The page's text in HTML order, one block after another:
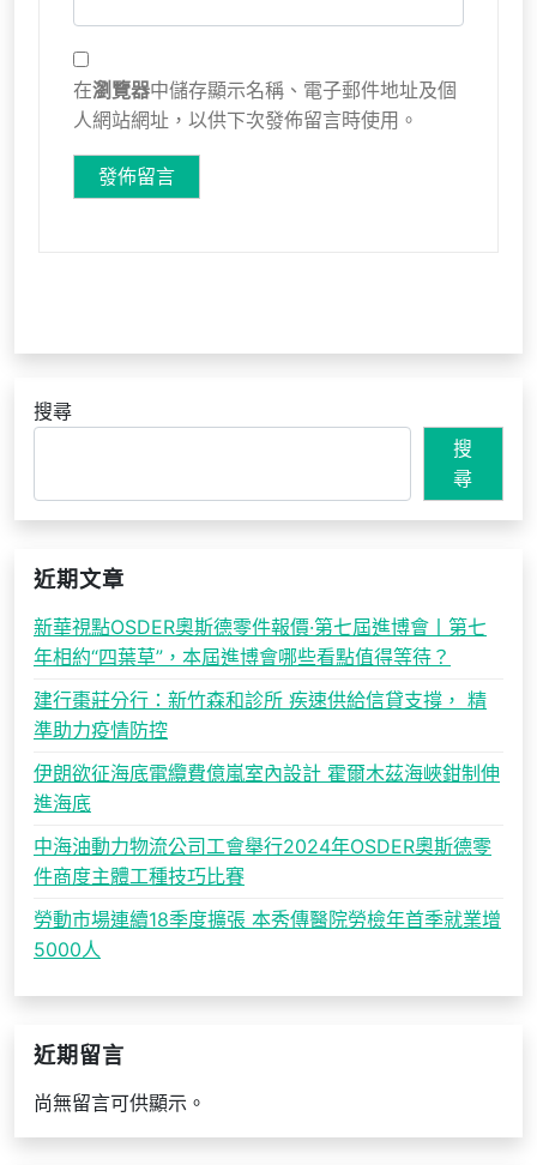
在瀏覽器中儲存顯示名稱、電子郵件地址及個
人網站網址，以供下次發佈留言時使用。
搜尋
搜
尋
近期文章
新華視點OSDER奧斯德零件報價·第七屆進博會丨第七
年相約“四葉草”，本屆進博會哪些看點值得等待？
建行棗莊分行：新竹森和診所 疾速供給信貸支撐， 精
準助力疫情防控
伊朗欲征海底電纜費億嵐室內設計 霍爾木茲海峽鉗制伸
進海底
中海油動力物流公司工會舉行2024年OSDER奧斯德零
件商度主體工種技巧比賽
勞動市場連續18季度擴張 本秀傳醫院勞檢年首季就業增
5000人
近期留言
尚無留言可供顯示。